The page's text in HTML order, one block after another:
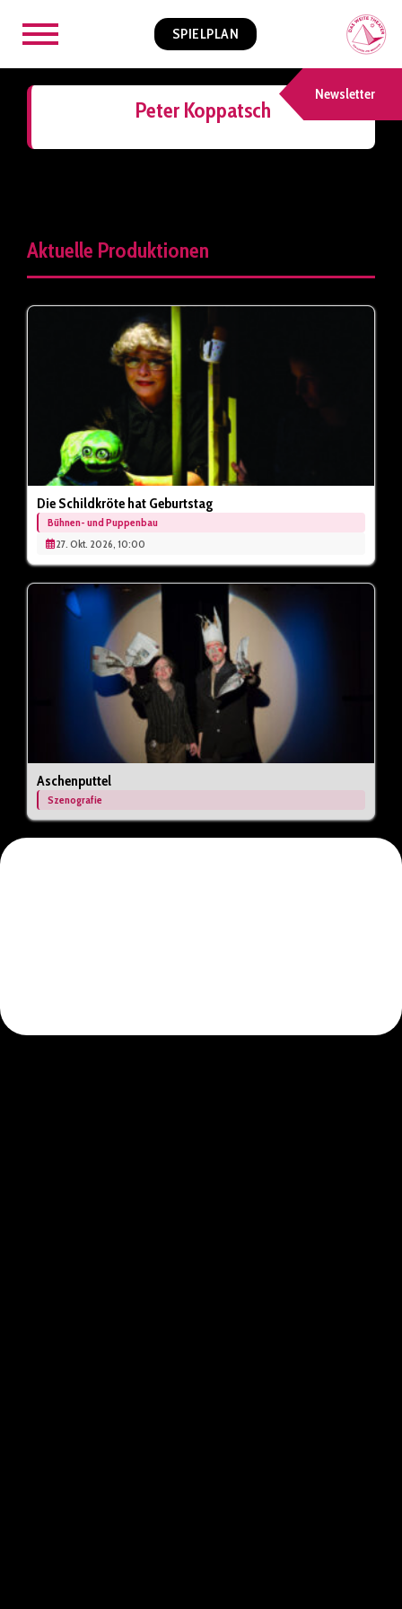
SPIELPLAN
Newsletter
Peter Koppatsch
Aktuelle Produktionen
Die Schildkröte hat Geburtstag
Bühnen- und Puppenbau
27. Okt. 2026, 10:00
Aschenputtel
Szenografie